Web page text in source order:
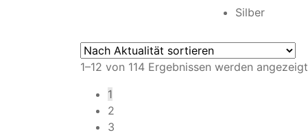
Silber
1–12 von 114 Ergebnissen werden angezeigt
1
2
3